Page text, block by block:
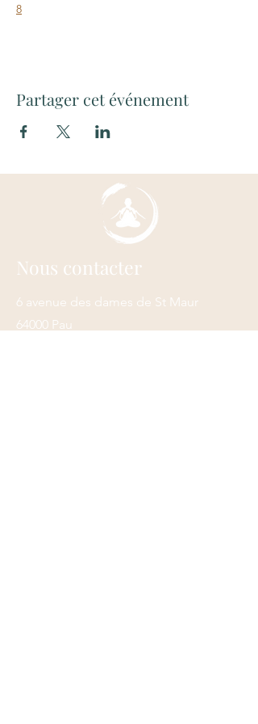
8
Partager cet événement
Nous contacter
6 avenue des dames de St Maur
64000 Pau